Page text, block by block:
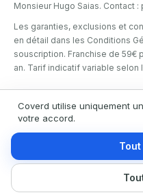
Monsieur Hugo Saias. Contact :
Les garanties, exclusions et
en détail dans les Conditions
souscription. Franchise de 59€
an. Tarif indicatif variable selon
Gérer
Coverd utilise uniquement
votre accord.